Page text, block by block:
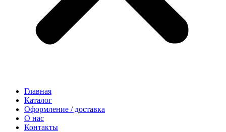
Главная
Каталог
Оформление / доставка
О нас
Контакты